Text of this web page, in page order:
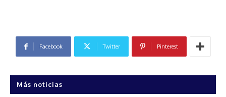
Facebook Twitter Pinterest
Más noticias